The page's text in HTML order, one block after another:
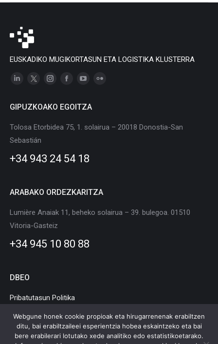
EUSKADIKO MUGIKORTASUN ETA LOGISTIKA KLUSTERRA
Linkedin
opens
in
X
opens
in
Instagram
opens
in
opens
in
opens
GIPUZKOAKO EGOITZA
Tolosa Etorbidea 75, 1. solairua – 20018 Donostia-San
Sebastián
+34 943 24 54 18
ARABAKO ORDEZKARITZA
Lumière Anaiak 11, beheko solairua – 39. bulegoa. 01510
Vitoria-Gasteiz
+34 945 10 80 88
DBEO
Pribatutasun Politika
Cookie Politika
Lege Oharra
Webgune honek cookie propioak eta hirugarrenenak erabiltzen
ditu, bai erabiltzaileei esperientzia hobea eskaintzeko eta bai
bere erabilerari lotutako xede analitiko edo estatistikoetarako.